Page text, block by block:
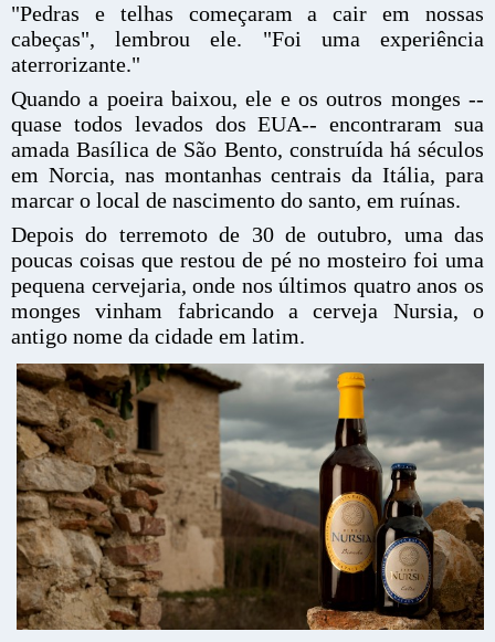
"Pedras e telhas começaram a cair em nossas
cabeças", lembrou ele. "Foi uma experiência
aterrorizante."
Quando a poeira baixou, ele e os outros monges --
quase todos levados dos EUA-- encontraram sua
amada Basílica de São Bento, construída há séculos
em Norcia, nas montanhas centrais da Itália, para
marcar o local de nascimento do santo, em ruínas.
Depois do terremoto de 30 de outubro, uma das
poucas coisas que restou de pé no mosteiro foi uma
pequena cervejaria, onde nos últimos quatro anos os
monges vinham fabricando a cerveja Nursia, o
antigo nome da cidade em latim.